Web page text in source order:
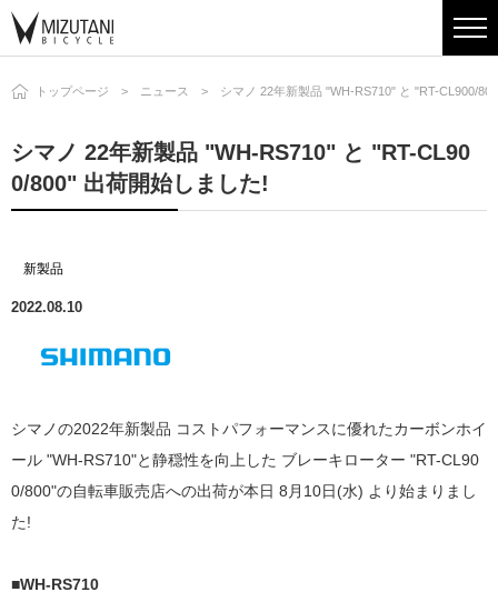
トップページ ニュース シマノ 22年新製品 "WH-RS710" と "RT-CL900/
シマノ 22年新製品 "WH-RS710" と "RT-CL90
0/800" 出荷開始しました!
新製品
2022.08.10
シマノの2022年新製品 コストパフォーマンスに優れたカーボンホイ
ール "WH-RS710"と静穏性を向上した ブレーキローター "RT-CL90
0/800"の自転車販売店への出荷が本日 8月10日(水) より始まりまし
た!
■WH-RS710